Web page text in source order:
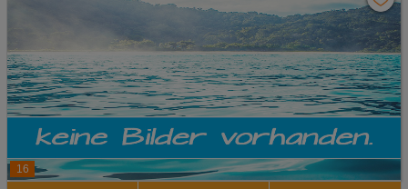
16